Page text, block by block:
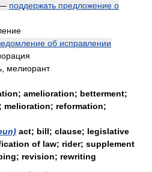
поддержать предложение о
об исправлении
мелиорант
amelioration; betterment;
melioration; reformation;
act; bill; clause; legislative
of law; rider; supplement
revision; rewriting